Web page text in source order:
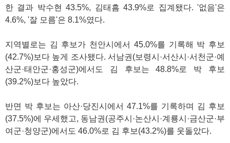
한 결과 박수현 43.5%, 김태흠 43.9%로 집계됐다. '없음'은
4.6%, '잘 모름'은 8.1%였다.
지역별로는 김 후보가 천안시에서 45.0%를 기록해 박 후보
(42.7%)보다 높게 조사됐다. 서남권(보령시·서산시·서천군·예
산군·태안군·홍성군)에서도 김 후보는 48.8%로 박 후보
(39.2%)보다 높았다.
반면 박 후보는 아산·당진시에서 47.1%를 기록하며 김 후보
(37.5%)에 우세했고, 동남권(공주시·논산시·계룡시·금산군·부
여군·청양군)에서도 46.0%로 김 후보(43.2%)를 웃돌았다.